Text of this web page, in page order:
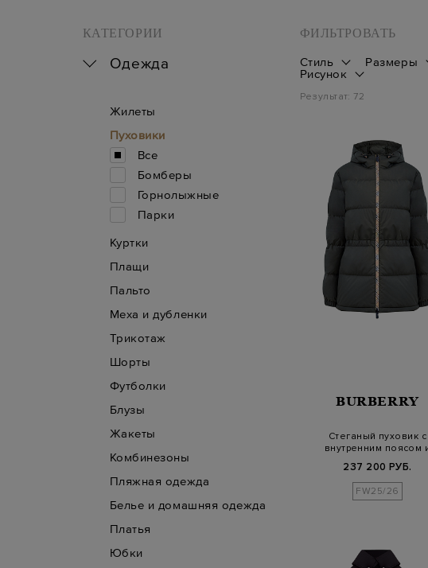
КАТЕГОРИИ
Одежда
Жилеты
Пуховики
Все
Бомберы
Горнолыжные
Парки
Куртки
Плащи
Пальто
Меха и дубленки
Трикотаж
Шорты
Футболки
Блузы
Жакеты
Комбинезоны
Пляжная одежда
Белье и домашняя одежда
Платья
Юбки
ФИЛЬТРОВАТЬ
Стиль Размеры
Рисунок
Результат: 72
BURBERRY
Стеганый пуховик с
внутренним поясом
237 200 РУБ.
FW25/26